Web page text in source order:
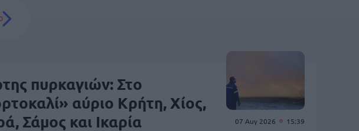
07 Αυγ 2026 15:39
πυρκαγιών: Στο
αύριο Κρήτη, Χίος,
Σάμος και Ικαρία